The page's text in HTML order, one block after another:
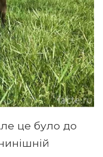
це було до